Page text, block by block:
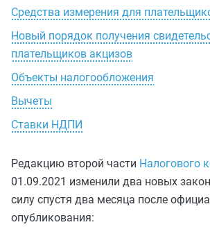
Средства измерения для
Новый порядок получения
плательщиков акцизов
Объекты налогообложения
Вычеты
Ставки НДПИ
Редакцию второй части Налогового
01.09.2021 изменили два новых
силу спустя два месяца после
опубликования: